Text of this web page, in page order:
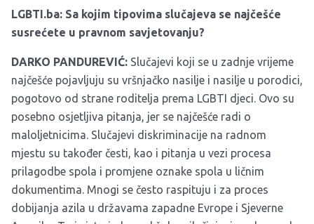
LGBTI.ba: Sa kojim tipovima slučajeva se najčešće
susrećete u pravnom savjetovanju?
DARKO PANDUREVIĆ: Slučajevi koji se u zadnje vrijeme
najčešće pojavljuju su vršnjačko nasilje i nasilje u porodici,
pogotovo od strane roditelja prema LGBTI djeci. Ovo su
posebno osjetljiva pitanja, jer se najčešće radi o
maloljetnicima. Slučajevi diskriminacije na radnom
mjestu su također česti, kao i pitanja u vezi procesa
prilagodbe spola i promjene oznake spola u ličnim
dokumentima. Mnogi se često raspituju i za proces
dobijanja azila u državama zapadne Evrope i Sjeverne